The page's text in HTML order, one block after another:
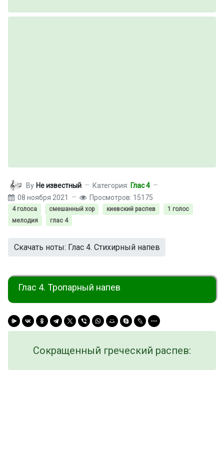
By Не известный Категория: Глас 4
08 ноября 2021
Просмотров: 15175
4 голоса смешанный хор киевский распев
1 голос
мелодия
глас 4
Скачать ноты: Глас 4. Стихирный напев
Глас 4. Тропарный напев
Сокращенный греческий распев: